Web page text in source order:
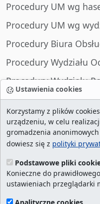
Ustawienia cookies
Korzystamy z plików
urządzeniu, w celu
gromadzenia
dowiesz się z polityki
Podstawowe pliki
Konieczne do
ustawieniach przeglądarki
Procedury UM wg
Procedury UM wg
Procedury Biura
Procedury Wydziału
Procedury Wydziału
Procedury Wydziału
liczba wizyt:29019734
najczęściej
Urząd Miasta